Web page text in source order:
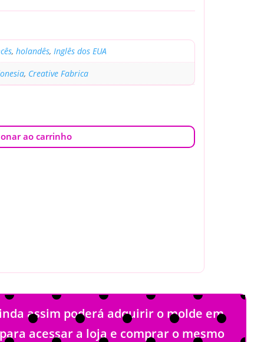
, holandês, Inglês dos EUA
, Creative Fabrica
ao carrinho
assim poderá adquirir o molde em
acessar a loja e comprar o mesmo